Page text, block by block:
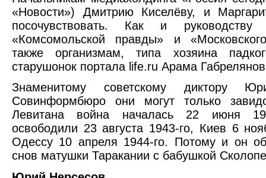
«Новости») Дмитрию Киселёву, и
посочувствовать. Как и
«Комсомольской правды» и
также организмам, типа хозяина
старушонок портала life.ru Арама
Знаменитому советскому диктору
Совинформбюро они могут только
Левитана война началась 22 июня
освободили 23 августа 1943-го, Киев 6
Одессу 10 апреля 1944-го. Потому и он
снов матушки Таракании с бабушкой